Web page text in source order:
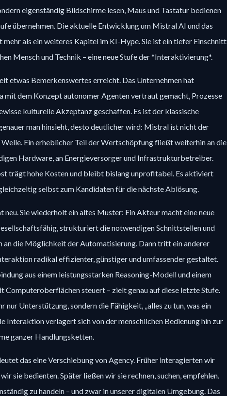
eigenständig Bildschirme lesen, Maus und Tastatur bedienen
übernehmen. Die aktuelle Entwicklung um Mistral AI und das
als ein weiteres Kapitel im KI-Hype. Sie ist ein tiefer Einschnitt
Mensch und Technik – eine neue Stufe der *Interaktivierung*.
etwas Bemerkenswertes erreicht. Das Unternehmen hat
mit dem Konzept autonomer Agenten vertraut gemacht, Prozesse
kulturelle Akzeptanz geschaffen. Es ist der klassische
man hinsieht, desto deutlicher wird: Mistral ist nicht der
Ein erheblicher Teil der Wertschöpfung fließt weiterhin an die
Hardware, an Energieversorger und Infrastrukturbetreiber.
trägt hohe Kosten und bleibt bislang unprofitabel. Es aktiviert
selbst zum Kandidaten für die nächste Ablösung.
neu. Sie wiederholt ein altes Muster: Ein Akteur macht eine neue
strukturiert die notwendigen Schnittstellen und
an die Möglichkeit der Automatisierung. Dann tritt ein anderer
radikal effizienter, günstiger und umfassender gestaltet.
aus einem leistungsstarken Reasoning-Modell und einem
Computeroberflächen steuert – zielt genau auf diese letzte Stufe.
nur Unterstützung, sondern die Fähigkeit, „alles zu tun, was ein
Interaktion verlagert sich von der menschlichen Bedienung hin zur
ganzer Handlungsketten.
das eine Verschiebung von Agency. Früher interagierten wir
sie bedienten. Später ließen wir sie rechnen, suchen, empfehlen.
zu handeln – und zwar in unserer digitalen Umgebung. Das